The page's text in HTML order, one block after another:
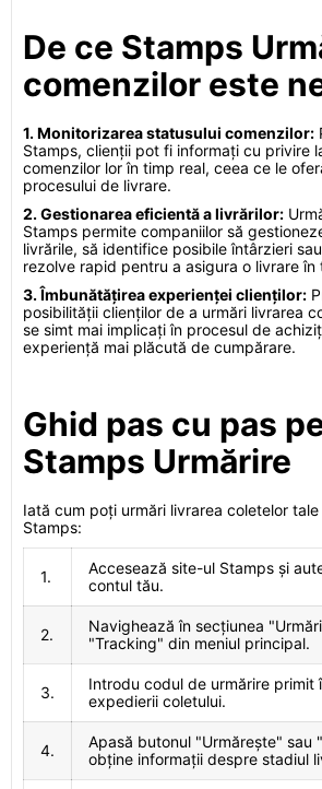
De ce Stamps
comenzilor este
1. Monitorizarea statusului comenzilor:
Stamps, clienții pot fi informați cu privire
comenzilor lor în timp real, ceea ce le
procesului de livrare.
2. Gestionarea eficientă a livrărilor:
Stamps permite companiilor să
livrările, să identifice posibile întârzieri
rezolve rapid pentru a asigura o livrare în
3. Îmbunătățirea experienței clienților:
posibilității clienților de a urmări livrarea
se simt mai implicați în procesul de
experiență mai plăcută de cumpărare.
Ghid pas cu pas
Stamps Urmărire
Iată cum poți urmări livrarea coletelor
Stamps:
1.
Accesează site-ul Stamps și
contul tău.
2.
Navighează în secțiunea
"Tracking" din meniul principal.
3.
Introdu codul de urmărire primit
expedierii coletului.
4.
Apasă butonul "Urmărește" sau
obține informații despre stadiul